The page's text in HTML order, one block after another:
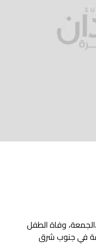
وفاة الطفل
في جنوب شرق